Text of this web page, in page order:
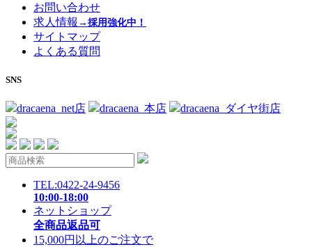
お問い合わせ
求人情報 →採用強化中！
サイトマップ
よくある質問
SNS
dracaena_net店 dracaena_本店 dracaena_ダイヤ街店
TEL:0422-24-9456
10:00-18:00
ネットショップ
全商品返品可
15,000円以上のご注文で